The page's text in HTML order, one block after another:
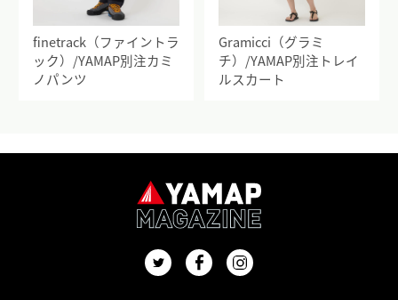
finetrack（ファイントラ
ック）/YAMAP別注カミ
ノパンツ
Gramicci（グラミ
チ）/YAMAP別注トレイ
ルスカート